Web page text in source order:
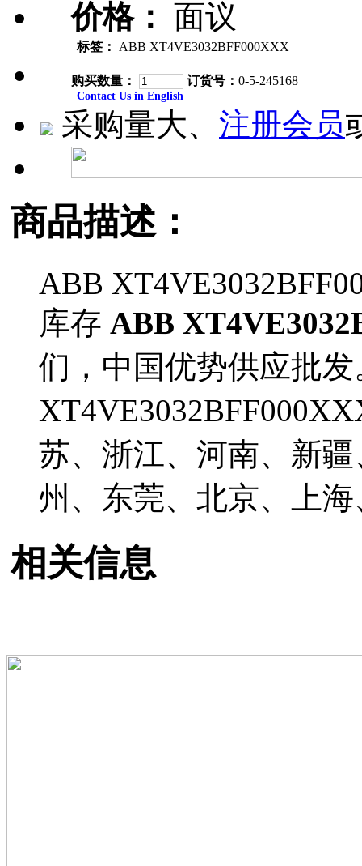
价格： 面议
标签： ABB XT4VE3032BFF000XXX
购买数量： 订货号： 0-5-245168
Contact Us in English
采购量大、 注册会员
商品描述：
ABB
库存 ABB
们，中国优势供应批发
苏、浙江、河南、新
州、东莞、北京、上
相关信息